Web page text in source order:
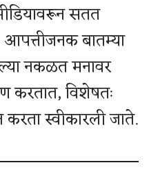
सतत
बातम्या
नकळत मनावर
करतात, विशेषतः
करता स्वीकारली जाते.